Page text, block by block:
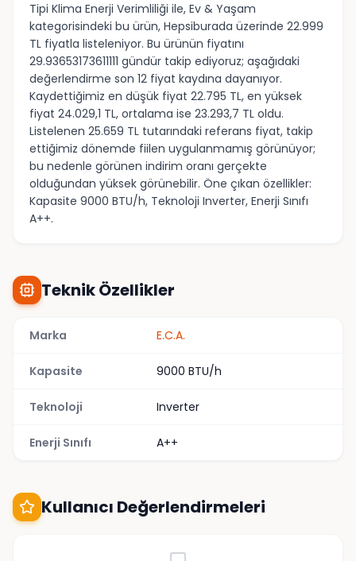
Tipi Klima Enerji Verimliliği ile, Ev & Yaşam
kategorisindeki bu ürün, Hepsiburada üzerinde 22.999
TL fiyatla listeleniyor. Bu ürünün fiyatını
29.93653173611111 gündür takip ediyoruz; aşağıdaki
değerlendirme son 12 fiyat kaydına dayanıyor.
Kaydettiğimiz en düşük fiyat 22.795 TL, en yüksek
fiyat 24.029,1 TL, ortalama ise 23.293,7 TL oldu.
Listelenen 25.659 TL tutarındaki referans fiyat, takip
ettiğimiz dönemde fiilen uygulanmamış görünüyor;
bu nedenle görünen indirim oranı gerçekte
olduğundan yüksek görünebilir. Öne çıkan özellikler:
Kapasite 9000 BTU/h, Teknoloji Inverter, Enerji Sınıfı
A++.
Teknik Özellikler
Marka E.C.A.
Kapasite 9000 BTU/h
Teknoloji Inverter
Enerji Sınıfı A++
Kullanıcı Değerlendirmeleri